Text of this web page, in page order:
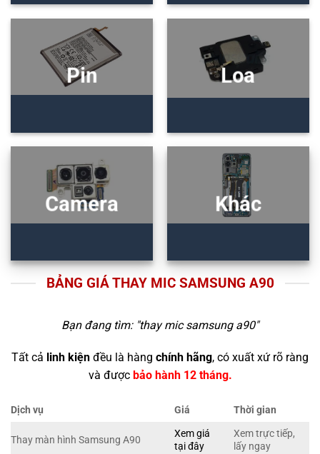
Pin Loa
Camera Khác
BẢNG GIÁ THAY MIC SAMSUNG A90
Bạn đang tìm: "thay mic samsung a90"
Tất cả linh kiện đều là hàng chính hãng, có xuất xứ rõ ràng
và được bảo hành 12 tháng.
Dịch vụ Giá Thời gian
Thay màn hình Samsung A90
Xem giá
tại đây
Xem trực tiếp,
lấy ngay